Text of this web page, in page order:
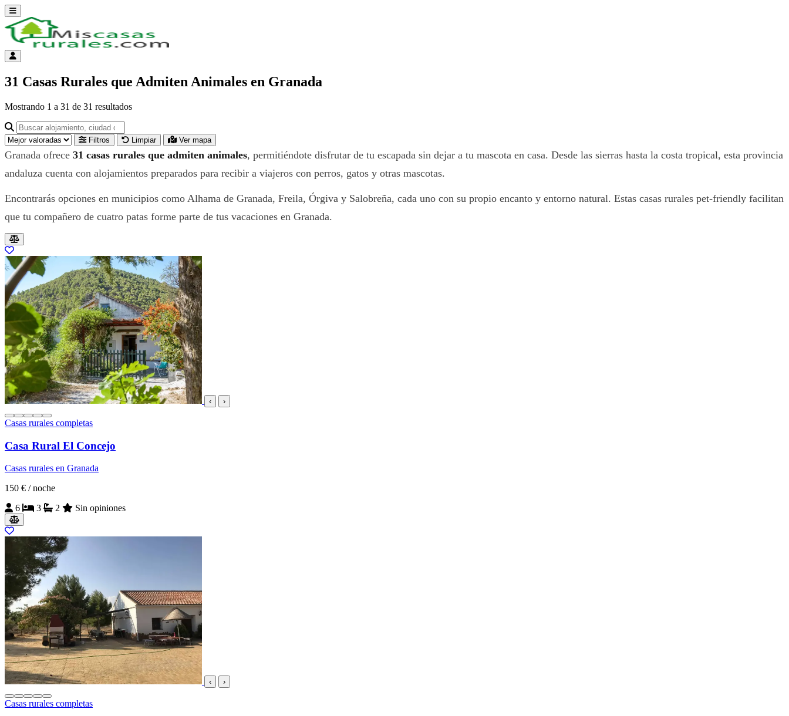
Abrir menú
Menú de cuenta
31 Casas Rurales que Admiten Animales en Granada
Mostrando 1 a 31 de 31 resultados
Buscar alojamiento, ciudad o provincia para ir a su página
Filtros Limpiar Ver mapa
Granada ofrece 31 casas rurales que admiten animales, permitiéndote disfrutar de tu escapada sin dejar a tu mascota en casa. Desde las sierras hasta la costa tropical, esta provincia
andaluza cuenta con alojamientos preparados para recibir a viajeros con perros, gatos y otras mascotas.
Encontrarás opciones en municipios como Alhama de Granada, Freila, Órgiva y Salobreña, cada uno con su propio encanto y entorno natural. Estas casas rurales pet-friendly facilitan
que tu compañero de cuatro patas forme parte de tus vacaciones en Granada.
Resultados del listado
‹ ›
Casas rurales completas
Casa Rural El Concejo
Casas rurales en Granada
150 € / noche
6
3 2 Sin opiniones
‹ ›
Casas rurales completas